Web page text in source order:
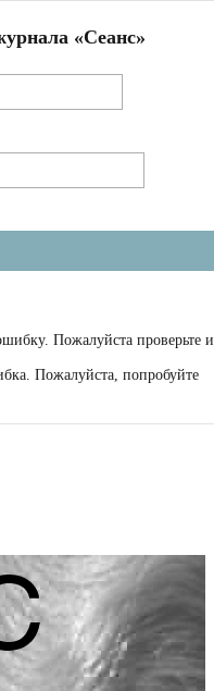
«Сеанс»
Пожалуйста проверьте и
Пожалуйста, попробуйте